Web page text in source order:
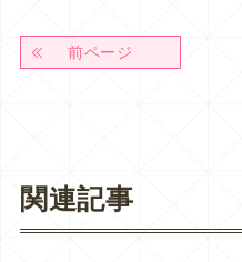
前ページ
関連記事